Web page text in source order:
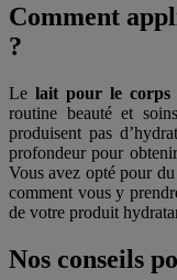
Comment
?
Lelait pour le corps
routine beauté et
produisent pas
profondeur pour
Vous avez opté pour
comment vous y
de votre produit
Nos conseils